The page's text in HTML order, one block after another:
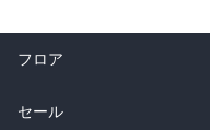
フロア
総合
セール